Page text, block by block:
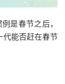
是春节之后，
代能否赶在春节